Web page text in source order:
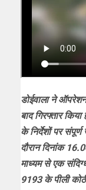
डोईवाला ने
बाद गिरफ्तार
के निर्देशों पर
दौरान दिनांक
माध्यम से एक
9193 के पीली